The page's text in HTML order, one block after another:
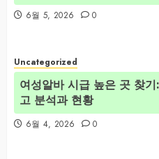
6월 5, 2026 0
Uncategorized
여성알바 시급 높은 곳 찾
고 분석과 현황
6월 4, 2026 0